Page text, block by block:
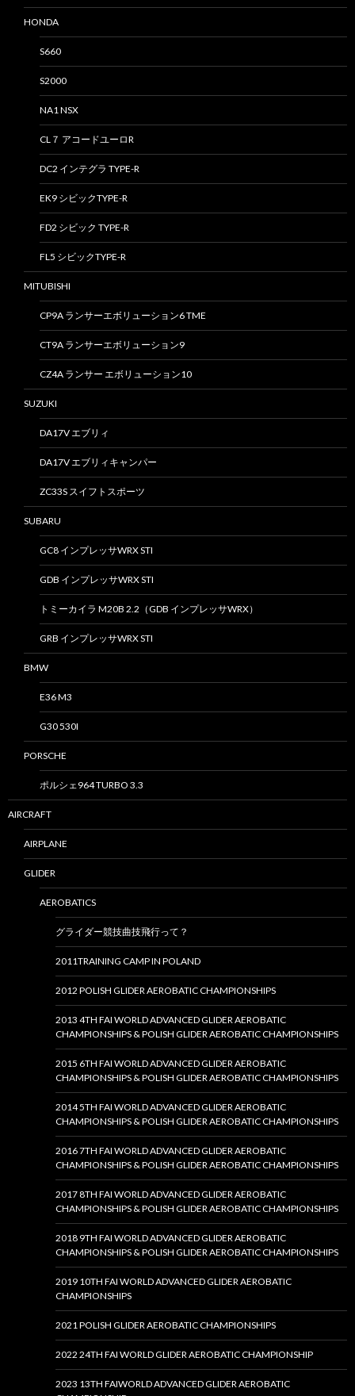
HONDA
S660
S2000
NA1 NSX
CL７ アコードユーロR
DC2 インテグラ TYPE-R
EK9 シビックTYPE-R
FD2 シビック TYPE-R
FL5 シビックTYPE-R
MITUBISHI
CP9A ランサーエボリューション6 TME
CT9A ランサーエボリューション9
CZ4A ランサー エボリューション10
SUZUKI
DA17V エブリィ
DA17V エブリィキャンパー
ZC33S スイフトスポーツ
SUBARU
GC8 インプレッサWRX STI
GDB インプレッサWRX STI
トミーカイラ M20B 2.2（GDB インプレッサWRX）
GRB インプレッサWRX STI
BMW
E36 M3
G30 530I
PORSCHE
ポルシェ964 TURBO 3.3
AIRCRAFT
AIRPLANE
GLIDER
AEROBATICS
グライダー競技曲技飛行って？
2011TRAINING CAMP IN POLAND
2012 POLISH GLIDER AEROBATIC CHAMPIONSHIPS
2013 4TH FAI WORLD ADVANCED GLIDER AEROBATIC
CHAMPIONSHIPS & POLISH GLIDER AEROBATIC CHAMPIONSHIPS
2015 6TH FAI WORLD ADVANCED GLIDER AEROBATIC
CHAMPIONSHIPS & POLISH GLIDER AEROBATIC CHAMPIONSHIPS
2014 5TH FAI WORLD ADVANCED GLIDER AEROBATIC
CHAMPIONSHIPS & POLISH GLIDER AEROBATIC CHAMPIONSHIPS
2016 7TH FAI WORLD ADVANCED GLIDER AEROBATIC
CHAMPIONSHIPS & POLISH GLIDER AEROBATIC CHAMPIONSHIPS
2017 8TH FAI WORLD ADVANCED GLIDER AEROBATIC
CHAMPIONSHIPS & POLISH GLIDER AEROBATIC CHAMPIONSHIPS
2018 9TH FAI WORLD ADVANCED GLIDER AEROBATIC
CHAMPIONSHIPS & POLISH GLIDER AEROBATIC CHAMPIONSHIPS
2019 10TH FAI WORLD ADVANCED GLIDER AEROBATIC
CHAMPIONSHIPS
2021 POLISH GLIDER AEROBATIC CHAMPIONSHIPS
2022 24TH FAI WORLD GLIDER AEROBATIC CHAMPIONSHIP
2023 13TH FAIWORLD ADVANCED GLIDER AEROBATIC